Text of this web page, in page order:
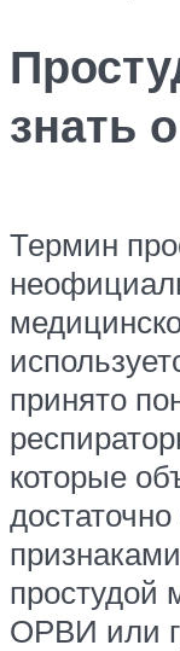
знать
Термин
принято
которые
простудой
ОРВИ или